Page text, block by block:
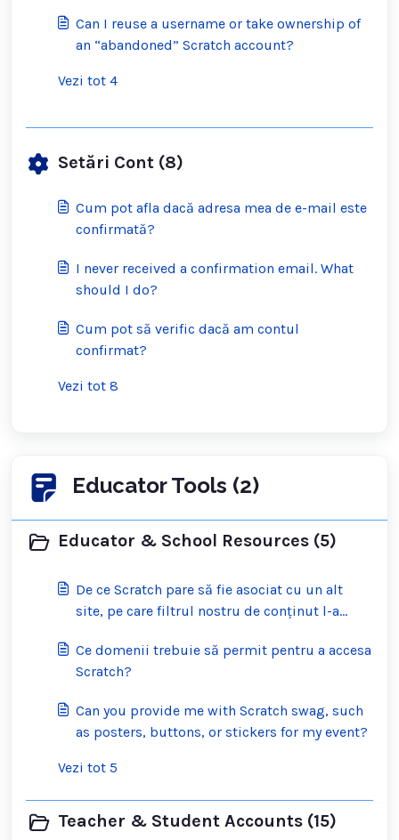
Can I reuse a username or take ownership of
an “abandoned” Scratch account?
Vezi tot 4
Setări Cont (8)
Cum pot afla dacă adresa mea de e-mail este
confirmată?
I never received a confirmation email. What
should I do?
Cum pot să verific dacă am contul
confirmat?
Vezi tot 8
Educator Tools (2)
Educator & School Resources (5)
De ce Scratch pare să fie asociat cu un alt
site, pe care filtrul nostru de conținut l-a
Ce domenii trebuie să permit pentru a accesa
Scratch?
Can you provide me with Scratch swag, such
as posters, buttons, or stickers for my event?
Vezi tot 5
Teacher & Student Accounts (15)